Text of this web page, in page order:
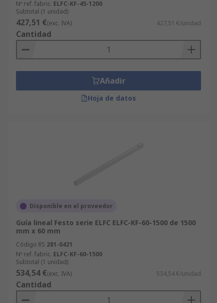
Nº ref. fabric. ELFC-KF-45-1200
Subtotal (1 unidad)
427,51 €(exc. IVA) 427,51 €/unidad
Cantidad
Añadir
Hoja de datos
Disponible en el proveedor
Guía lineal Festo serie ELFC ELFC-KF-60-1500 de 1500
mm x 60 mm
Código RS 281-0421
Nº ref. fabric. ELFC-KF-60-1500
Subtotal (1 unidad)
534,54 €(exc. IVA) 534,54 €/unidad
Cantidad